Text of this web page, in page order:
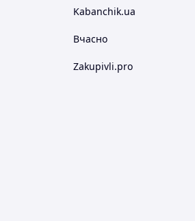
Kabanchik.ua
Вчасно
Zakupivli.pro